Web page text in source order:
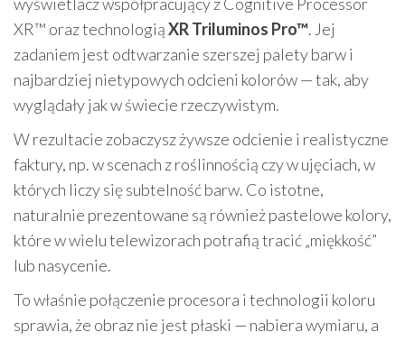
XR™ oraz technologiąXR Triluminos Pro™. Jej
zadaniem jest odtwarzanie szerszej palety barw i
najbardziej nietypowych odcieni kolorów — tak, aby
wyglądały jak w świecie rzeczywistym.
W rezultacie zobaczysz żywsze odcienie i realistyczne
faktury, np. w scenach z roślinnością czy w ujęciach, w
których liczy się subtelność barw. Co istotne,
naturalnie prezentowane są również pastelowe kolory,
które w wielu telewizorach potrafią tracić „miękkość”
lub nasycenie.
To właśnie połączenie procesora i technologii koloru
sprawia, że obraz nie jest płaski — nabiera wymiaru, a